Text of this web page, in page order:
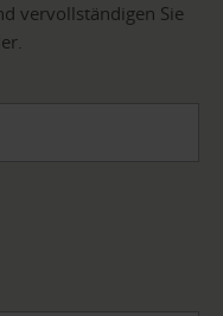
vervollständigen Sie